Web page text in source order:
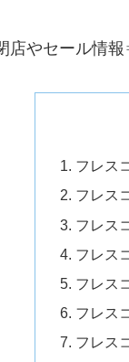
店やセール情
フレス
フレス
フレス
フレス
フレス
フレス
フレス